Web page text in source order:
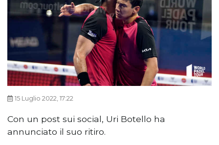
15 Luglio 2022, 17:22
Con un post sui social, Uri Botello ha
annunciato il suo ritiro.